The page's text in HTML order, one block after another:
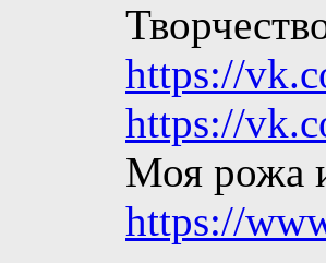
https://
https://
Моя рожа
https://